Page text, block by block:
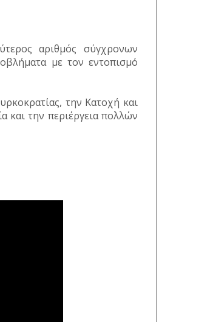
αριθμός σύγχρονων
με τον εντοπισμό
την Κατοχή και
και την περιέργεια πολλών